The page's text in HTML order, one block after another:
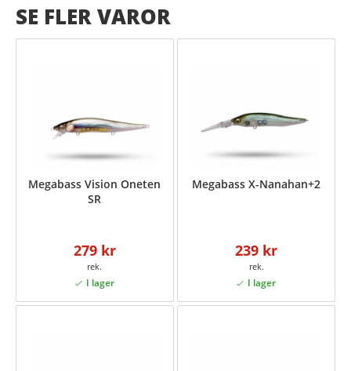
SE FLER VAROR
Megabass Vision Oneten
SR
279 kr
Megabass X-Nanahan+2
239 kr